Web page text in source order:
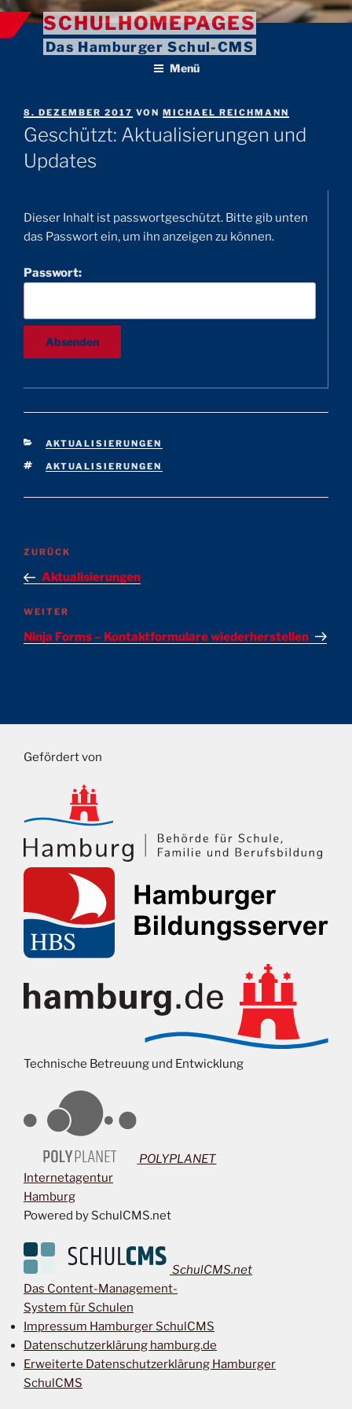
Zum
Inhalt
springen
SCHULHOMEPAGES
Das Hamburger Schul-CMS
Menü
VERÖFFENTLICHT
AM
8. DEZEMBER 2017 VON MICHAEL REICHMANN
Geschützt: Aktualisierungen und
Updates
Dieser Inhalt ist passwortgeschützt. Bitte gib unten
das Passwort ein, um ihn anzeigen zu können.
Passwort:
KATEGORIEN
AKTUALISIERUNGEN
SCHLAGWÖRTER
AKTUALISIERUNGEN
Beitragsnavigation
Vorheriger
Beitrag
ZURÜCK
Aktualisierungen
Nächster
Beitrag
WEITER
Ninja Forms – Kontaktformulare wiederherstellen
Gefördert von
Technische Betreuung und Entwicklung
POLYPLANET
Internetagentur
Hamburg
Powered by SchulCMS.net
SchulCMS.net
Das Content-Management-
System für Schulen
Impressum Hamburger SchulCMS
Datenschutzerklärung hamburg.de
Erweiterte Datenschutzerklärung Hamburger
SchulCMS